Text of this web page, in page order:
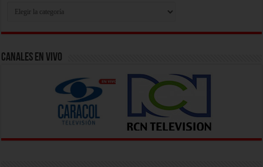
Aqui
Canales En Vivo